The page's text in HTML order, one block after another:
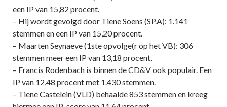
een IP van 15,82 procent.
– Hij wordt gevolgd door Tiene Soens (SP.A): 1.141
stemmen en een IP van 15,20 procent.
– Maarten Seynaeve (1ste opvolge(r op het VB): 306
stemmen meer een IP van 13,18 procent.
– Francis Rodenbach is binnen de CD&V ook populair. Een
IP van 12,48 procent met 1.430 stemmen.
– Tiene Castelein (VLD) behaalde 853 stemmen en kreeg